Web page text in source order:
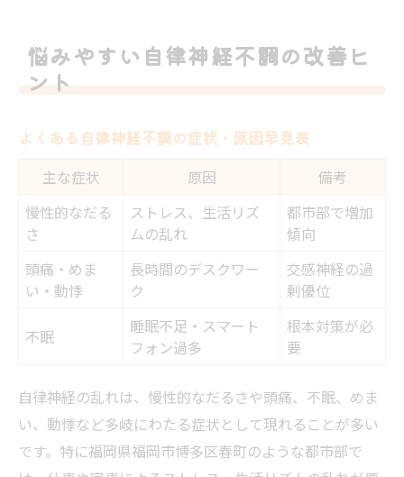
悩みやすい自律神経不調の改善ヒ
ント
よくある自律神経不調の症状・原因早見表
主な症状 原因
備考
慢性的なだる
さ
ストレス、生活リズ
ムの乱れ
都市部で増加
傾向
頭痛・めま
い・動悸
長時間のデスクワー
ク
交感神経の過
剰優位
不眠
睡眠不足・スマート
フォン過多
根本対策が必
要
自律神経の乱れは、慢性的なだるさや頭痛、不眠、めま
い、動悸など多岐にわたる症状として現れることが多い
です。特に福岡県福岡市博多区春町のような都市部で